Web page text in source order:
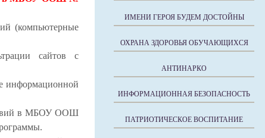
(компьютерные
сайтов с
информационной
в МБОУ ООШ
ИМЕНИ ГЕРОЯ БУДЕМ ДОСТОЙНЫ
ОХРАНА ЗДОРОВЬЯ ОБУЧАЮЩИХСЯ
АНТИНАРКО
ИНФОРМАЦИОННАЯ БЕЗОПАСНОСТЬ
ПАТРИОТИЧЕСКОЕ ВОСПИТАНИЕ